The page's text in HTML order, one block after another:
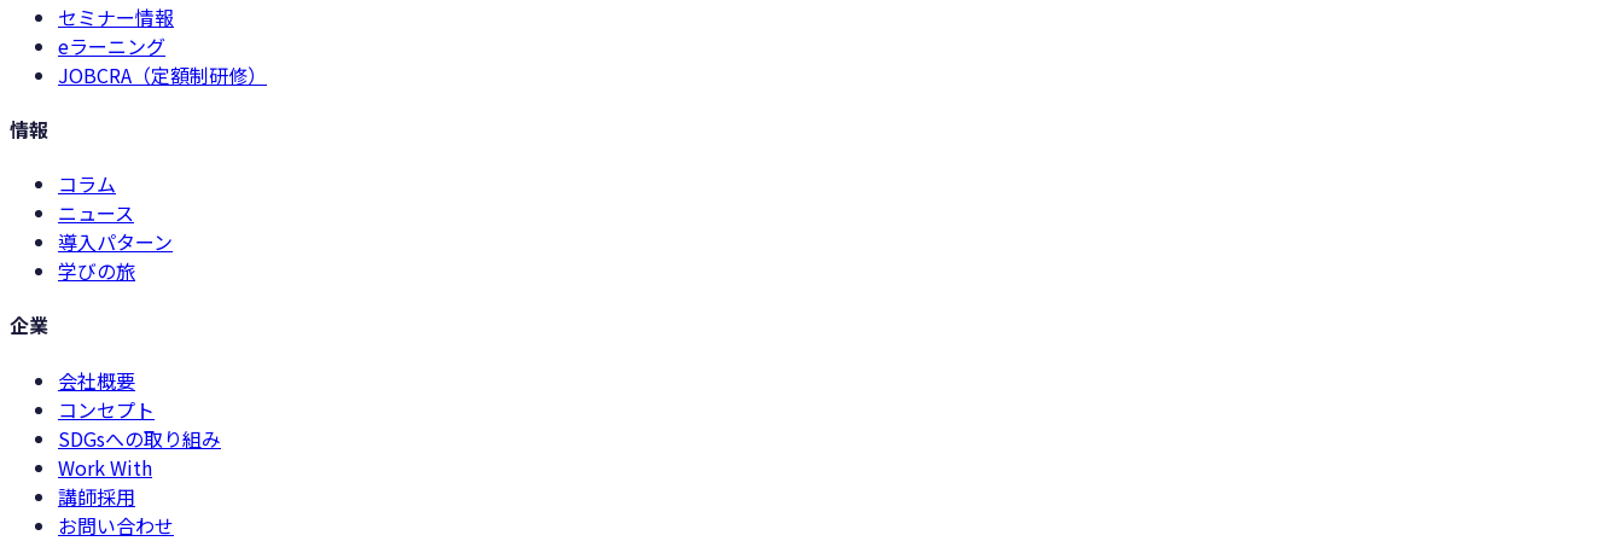
セミナー情報
eラーニング
JOBCRA（定額制研修）
情報
コラム
ニュース
導入パターン
学びの旅
企業
会社概要
コンセプト
SDGsへの取り組み
Work With
講師採用
お問い合わせ